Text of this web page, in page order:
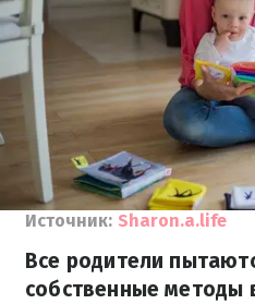
Источник: Sharon.a.life
Все родители
собственные методы